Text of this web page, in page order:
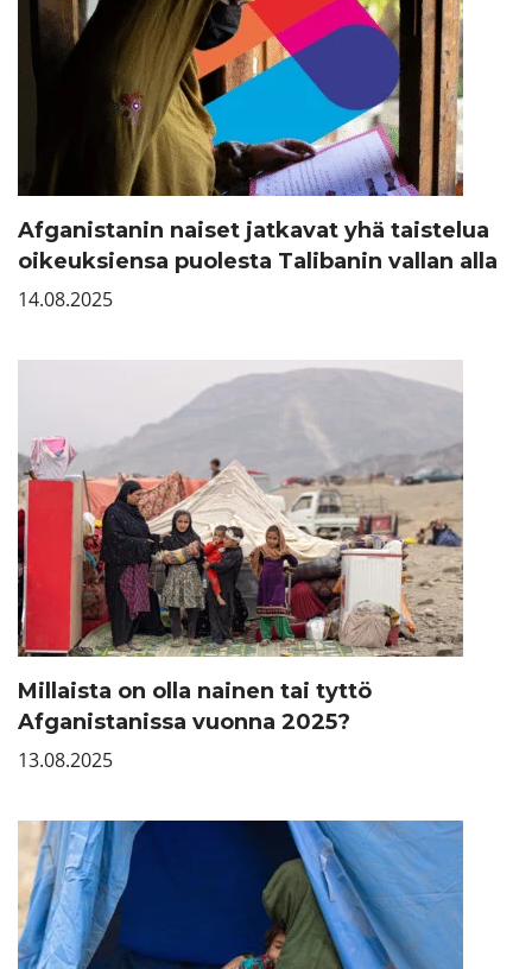
Afganistanin naiset jatkavat yhä taistelua
oikeuksiensa puolesta Talibanin vallan alla
14.08.2025
Millaista on olla nainen tai tyttö
Afganistanissa vuonna 2025?
13.08.2025